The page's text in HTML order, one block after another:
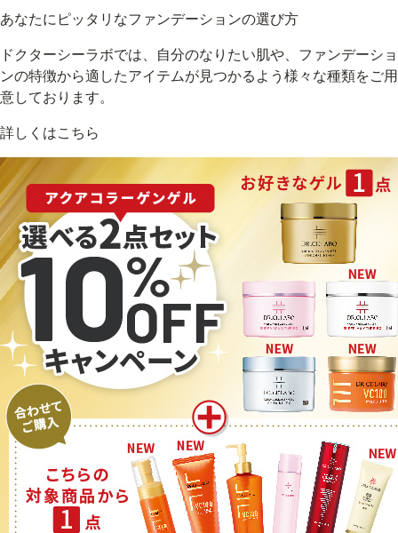
あなたにピッタリなファンデーションの選び方
ドクターシーラボでは、自分のなりたい肌や、ファンデーショ
ンの特徴から適したアイテムが見つかるよう様々な種類をご用
意しております。
詳しくはこちら